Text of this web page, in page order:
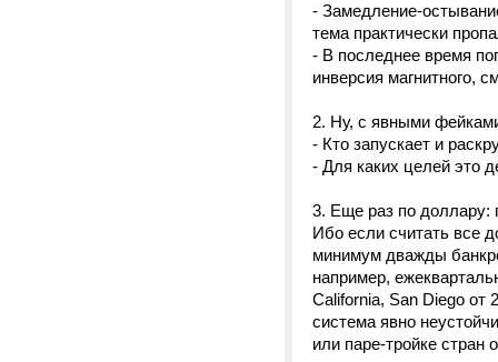
- Замедление-
тема практически
- В последнее время
инверсия магнитного,
2. Ну, с явными
- Кто запускает и
- Для каких целей это
3. Еще раз по доллару:
Ибо если считать все
минимум дважды
например,
California, San Diego от
система явно
или паре-тройке стран